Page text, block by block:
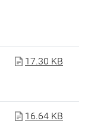
17.30 KB
16.64 KB